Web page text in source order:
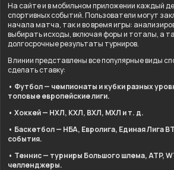
На сайте и в мобильном приложении каждый
спортивных событий. Пользователи могут
начала матча, так и во время игры:
выбирать исходы, включая форы и тоталы, а
долгосрочные результаты турниров.
В линии представлены все популярные виды
сделать ставку:
• Футбол — чемпионаты и кубки разных
топовые европейские лиги.
• Хоккей — НХЛ, КХЛ, ВХЛ, МХЛ и т. д.
• Баскетбол — НБА, Евролига, Единая Лига
события.
• Теннис — турниры Большого шлема, ATP,
челленджеры.